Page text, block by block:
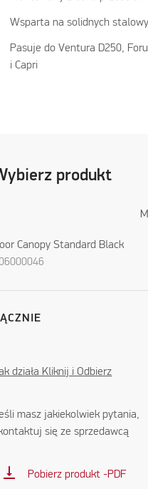
Wsparta na solidnych
Pasuje do Ventura D250,
i Capri
produkt
Canopy Standard Black
działa Kliknij i Odbierz
masz jakiekolwiek pytania,
się ze sprzedawcą
vertical_align_bottom Pobierz produkt -PDF